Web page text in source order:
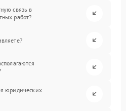
связь в
работ?
юридических